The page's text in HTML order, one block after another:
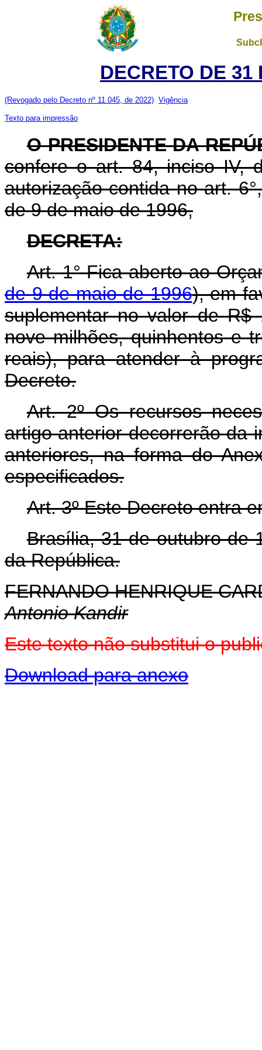
DECRETO DE 31
(Revogado pelo Decreto nº 11.045, de 2022) Vigência
Texto para impressão
O PRESIDENTE DA
confere o art. 84, inciso IV,
autorização contida no art.
de 9 de maio de 1996,
DECRETA:
Art. 1° Fica aberto ao
de 9 de maio de 1996), em
suplementar no valor de R$
nove milhões, quinhentos e
reais), para atender à
Decreto.
Art. 2º Os recursos
artigo anterior decorrerão da
anteriores, na forma do
especificados.
Art. 3º Este Decreto entra
Brasília, 31 de outubro de
da República.
FERNANDO HENRIQUE
Antonio Kandir
Este texto não substitui o
Download para anexo